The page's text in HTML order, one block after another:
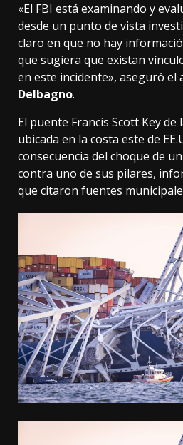
«El FBI está examinando y
desde un punto de vista
claro en que no hay
que sugiera que existan
en este incidente», aseguró el
Delbagno.
El puente Francis Scott Key
ubicada en la costa este de
consecuencia del choque de
contra uno de sus pilares,
que citaron fuentes